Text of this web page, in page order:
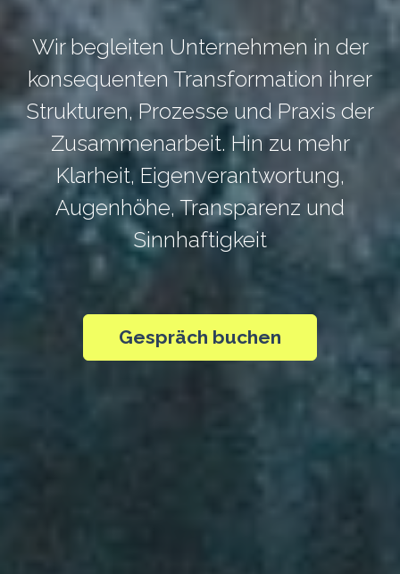
Wir begleiten Unternehmen in der
konsequenten Transformation ihrer
Strukturen, Prozesse und Praxis der
Zusammenarbeit. Hin zu mehr
Klarheit, Eigenverantwortung,
Augenhöhe, Transparenz und
Sinnhaftigkeit
Gespräch buchen